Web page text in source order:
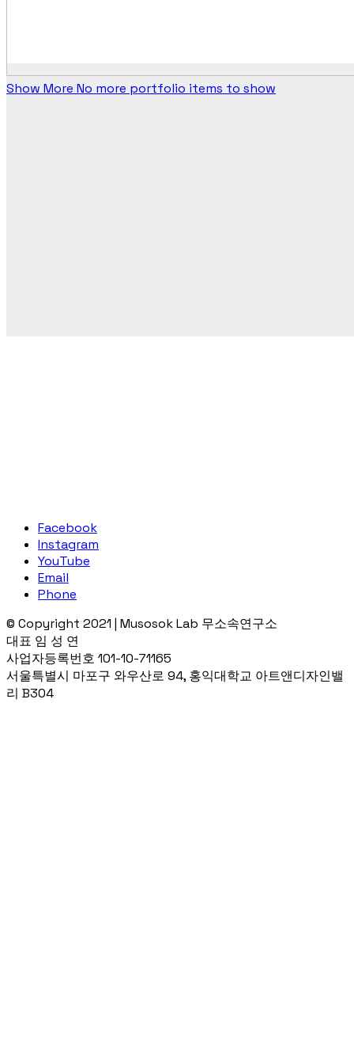
Show More No more portfolio items to show
Facebook
Instagram
YouTube
Email
Phone
© Copyright 2021 | Musosok Lab 무소속연구소
대표 임 성 연
사업자등록번호 101-10-71165
서울특별시 마포구 와우산로 94, 홍익대학교 아트앤디자인밸
리 B304